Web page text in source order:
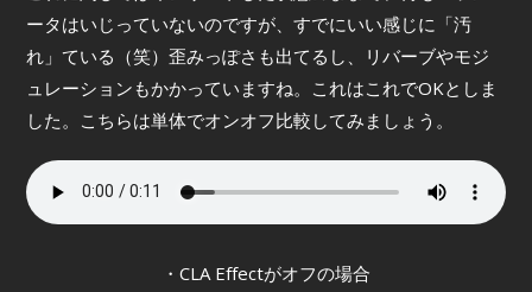
ータはいじっていないのですが、すでにいい感じに「汚
れ」ている（笑）歪みっぽさも出てるし、リバーブやモジ
ュレーションもかかっていますね。これはこれでOKとしま
した。こちらは単体でオンオフ比較してみましょう。
・CLA Effectがオフの場合